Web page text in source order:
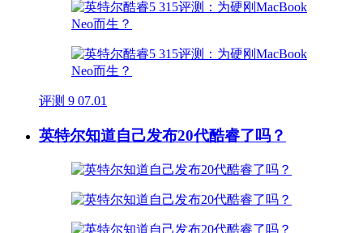
评测 9 07.01
英特尔知道自己发布20代酷睿了吗？